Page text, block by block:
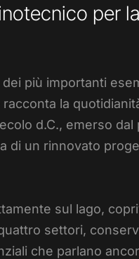
per
più importanti
la
d.C., emerso
di un rinnovato
sul lago,
settori,
che parlano